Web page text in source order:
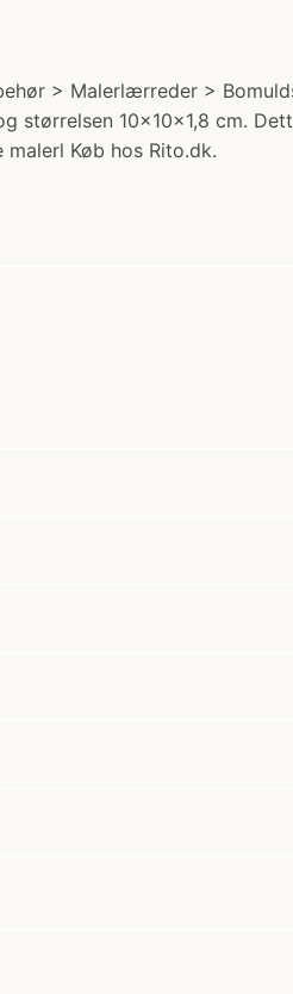
> Malerlærreder >
størrelsen 10x10x1,8 cm.
Køb hos Rito.dk.